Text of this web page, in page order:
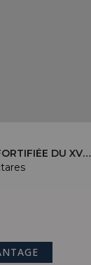
VIENNE – ANCIENNE FERME FORTIFIÉE DU XVIIE – TERRAIN DE 1,2 HA